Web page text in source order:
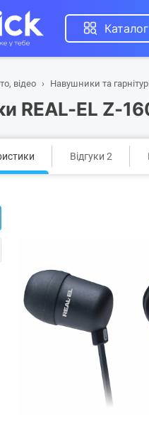
Каталог
відео Навушники та
REAL-EL Z-
Відгуки 2